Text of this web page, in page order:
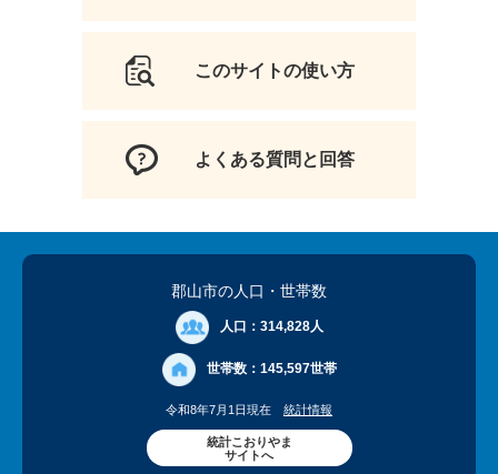
このサイトの使い方
よくある質問と回答
郡山市の人口 ・世帯数
人口： 314,828人
世帯数： 145,597世帯
令和8年7月1日現在 統計情報
統計こおりやま
サイトへ